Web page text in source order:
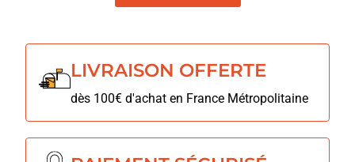
LIVRAISON OFFERTE
dès 100€ d'achat en France Métropolitaine